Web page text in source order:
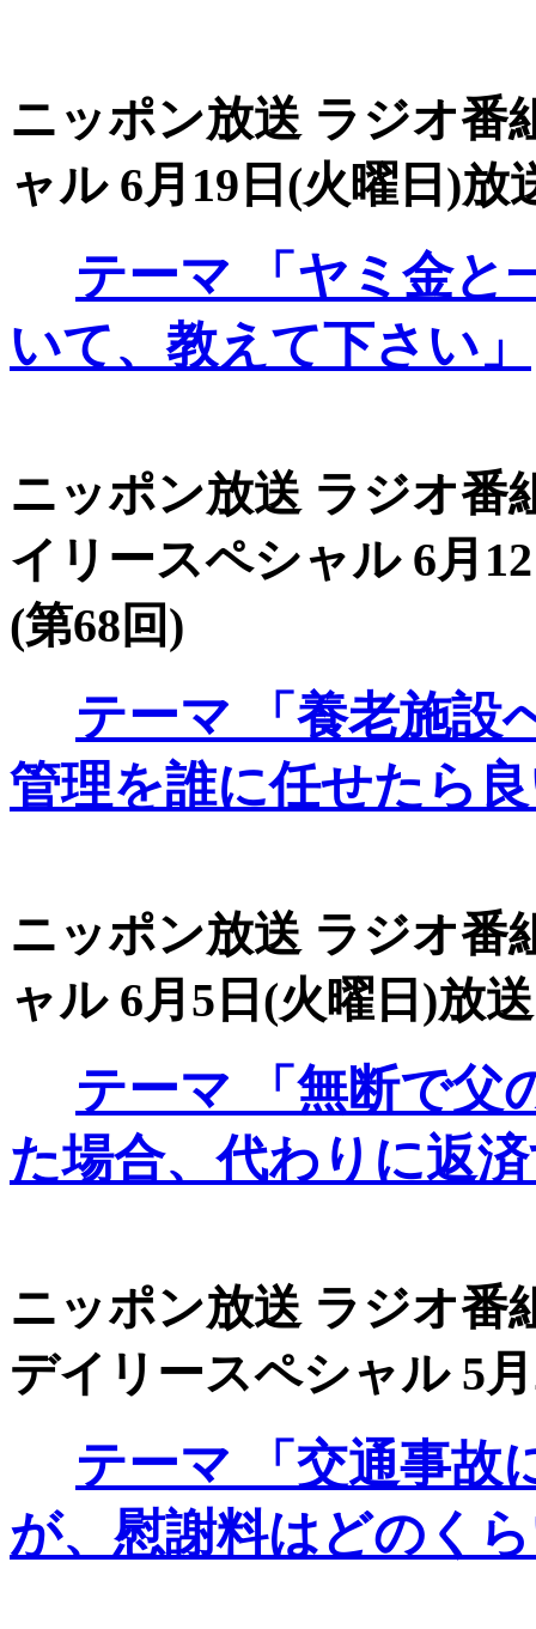
ニッポン放送 ラジオ番
ャル 6月19日(火曜日)放
テーマ 「ヤミ金と
いて、教えて下さい」
ニッポン放送 ラジオ番
イリースペシャル 6月
(第68回)
テーマ 「養老施設
管理を誰に任せたら
ニッポン放送 ラジオ番
ャル 6月5日(火曜日)放
テーマ 「無断で父
た場合、代わりに返
ニッポン放送 ラジオ番
デイリースペシャル 5
テーマ 「交通事故
が、慰謝料はどのく